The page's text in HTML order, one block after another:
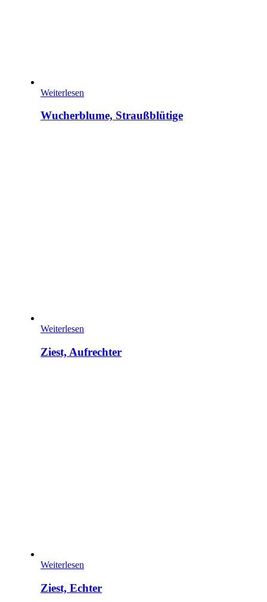
Weiterlesen
Wucherblume, Straußblütige
Weiterlesen
Ziest, Aufrechter
Weiterlesen
Ziest, Echter